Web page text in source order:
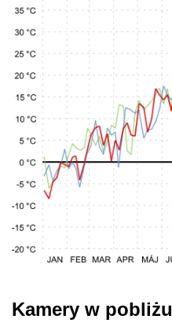
Kamery w pobliżu